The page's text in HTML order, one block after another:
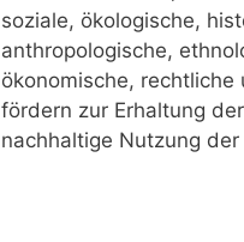
soziale, ökologische,
anthropologische,
ökonomische, rechtliche
fördern zur Erhaltung
nachhaltige Nutzung